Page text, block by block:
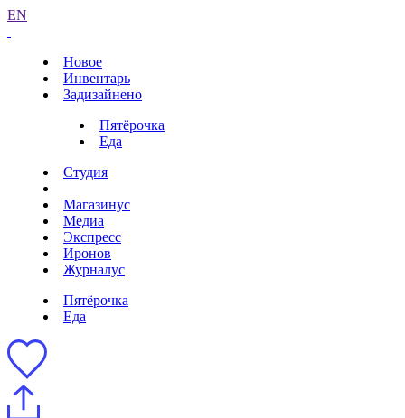
EN
Новое
Инвентарь
Задизайнено
Пятёрочка
Еда
Студия
Магазинус
Медиа
Экспресс
Иронов
Журналус
Пятёрочка
Еда